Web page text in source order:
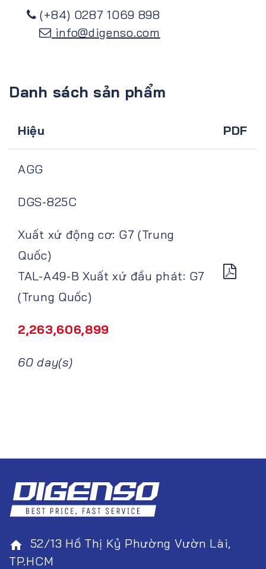
(+84) 0287 1069 898
info@digenso.com
Danh sách sản phẩm
Hiệu PDF
AGG
DGS-825C
Xuất xứ động cơ: G7 (Trung
Quốc)
TAL-A49-B Xuất xứ đầu phát: G7
(Trung Quốc)
2,263,606,899
60 day(s)
home 52/13 Hồ Thị Kỷ Phường Vườn Lài,
TP.HCM